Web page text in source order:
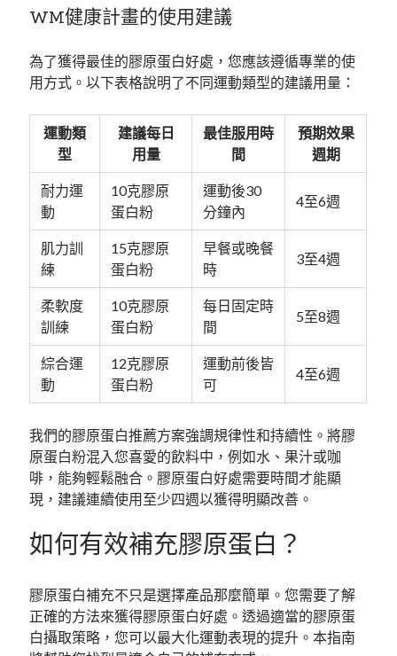
WM健康計畫的使用建議
為了獲得最佳的膠原蛋白好處，您應該遵循專業的使
用方式。以下表格說明了不同運動類型的建議用量：
運動類
型
建議每日
用量
最佳服用時
間
預期效果
週期
耐力運
動
10克膠原
蛋白粉
運動後30
分鐘內
4至6週
肌力訓
練
15克膠原
蛋白粉
早餐或晚餐
時
3至4週
柔軟度
訓練
10克膠原
蛋白粉
每日固定時
間
5至8週
綜合運
動
12克膠原
蛋白粉
運動前後皆
可
4至6週
我們的膠原蛋白推薦方案強調規律性和持續性。將膠
原蛋白粉混入您喜愛的飲料中，例如水、果汁或咖
啡，能夠輕鬆融合。膠原蛋白好處需要時間才能顯
現，建議連續使用至少四週以獲得明顯改善。
如何有效補充膠原蛋白？
膠原蛋白補充不只是選擇產品那麼簡單。您需要了解
正確的方法來獲得膠原蛋白好處。透過適當的膠原蛋
白攝取策略，您可以最大化運動表現的提升。本指南